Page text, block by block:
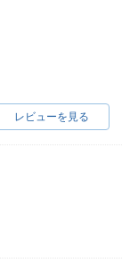
レビューを見る